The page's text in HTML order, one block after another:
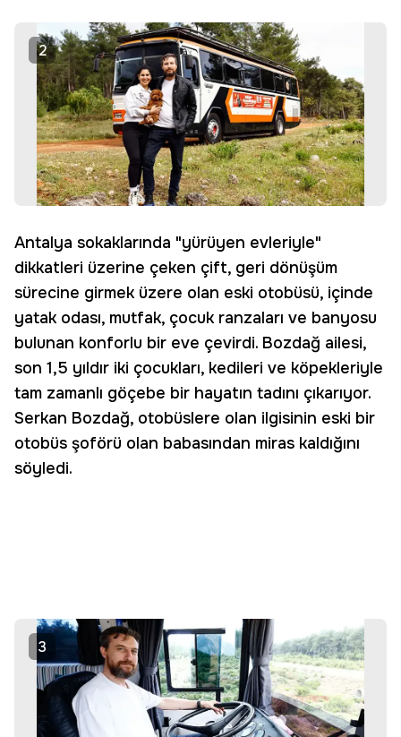
2
Antalya sokaklarında "yürüyen evleriyle"
dikkatleri üzerine çeken çift, geri dönüşüm
sürecine girmek üzere olan eski otobüsü, içinde
yatak odası, mutfak, çocuk ranzaları ve banyosu
bulunan konforlu bir eve çevirdi. Bozdağ ailesi,
son 1,5 yıldır iki çocukları, kedileri ve köpekleriyle
tam zamanlı göçebe bir hayatın tadını çıkarıyor.
Serkan Bozdağ, otobüslere olan ilgisinin eski bir
otobüs şoförü olan babasından miras kaldığını
söyledi.
3